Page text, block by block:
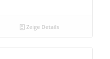
Zeige Details